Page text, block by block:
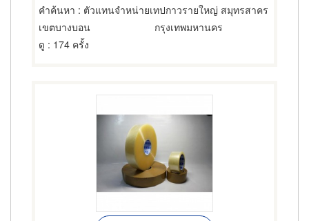
คำค้นหา : ตัวแทนจำหน่ายเทปกาวรายใหญ่ สมุทรสาคร
เขตบางบอน
กรุงเทพมหานคร
ดู : 174 ครั้ง